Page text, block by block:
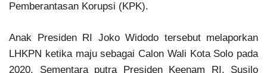
Pemberantasan Korupsi (KPK).
Anak Presiden RI Joko Widodo tersebut melaporkan
LHKPN ketika maju sebagai Calon Wali Kota Solo pada
2020. Sementara putra Presiden Keenam RI, Susilo